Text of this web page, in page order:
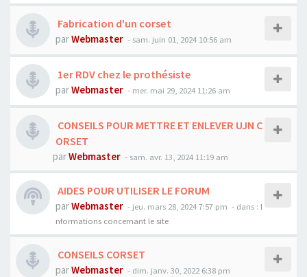
Fabrication d'un corset
parWebmaster - sam. juin 01, 2024 10:56 am
1er RDV chez le prothésiste
parWebmaster - mer. mai 29, 2024 11:26 am
CONSEILS POUR METTRE ET ENLEVER UJN C
ORSET
parWebmaster - sam. avr. 13, 2024 11:19 am
AIDES POUR UTILISER LE FORUM
parWebmaster - jeu. mars 28, 2024 7:57 pm - dans : I
nformations concernant le site
CONSEILS CORSET
parWebmaster - dim. janv. 30, 2022 6:38 pm